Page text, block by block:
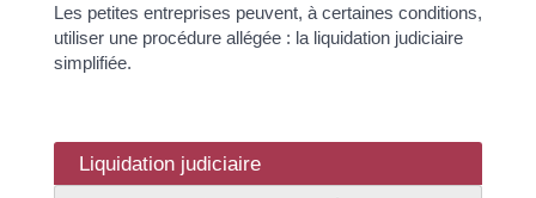
Les petites entreprises peuvent, à certaines conditions,
utiliser une procédure allégée : la liquidation judiciaire
simplifiée.
Liquidation judiciaire